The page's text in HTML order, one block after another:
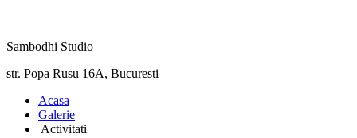
Sambodhi Studio
str. Popa Rusu 16A, Bucuresti
‎Acasa
Galerie
‎ ‎Activitati‎